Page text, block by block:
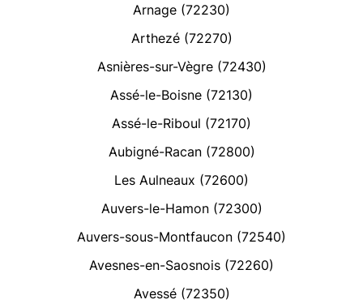
Arnage (72230)
Arthezé (72270)
Asnières-sur-Vègre (72430)
Assé-le-Boisne (72130)
Assé-le-Riboul (72170)
Aubigné-Racan (72800)
Les Aulneaux (72600)
Auvers-le-Hamon (72300)
Auvers-sous-Montfaucon (72540)
Avesnes-en-Saosnois (72260)
Avessé (72350)